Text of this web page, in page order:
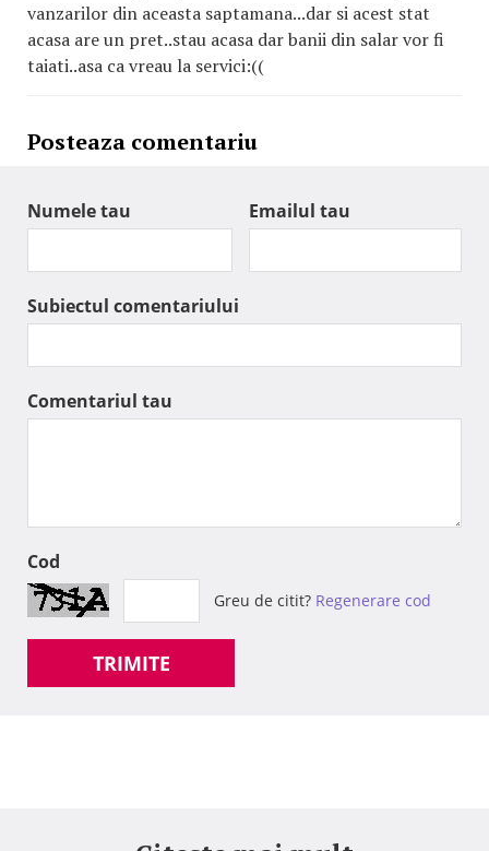
vanzarilor din aceasta saptamana...dar si acest stat
acasa are un pret..stau acasa dar banii din salar vor fi
taiati..asa ca vreau la servici:((
Posteaza comentariu
Numele tau Emailul tau
Subiectul comentariului
Comentariul tau
Cod
Greu de citit? Regenerare cod
TRIMITE